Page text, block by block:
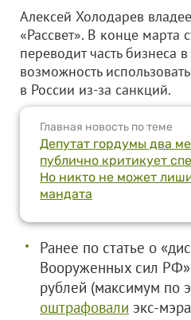
Алексей Холодарев
«Рассвет». В конце марта
переводит часть бизнеса
возможность
в России из-за санкций.
Главная новость по теме
Депутат гордумы два
публично критикует
Но никто не может
мандата
Ранее по статье о
Вооруженных сил
рублей (максимум по
оштрафовали экс-